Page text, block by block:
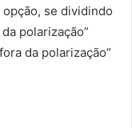
se dividindo
polarização”
da polarização”